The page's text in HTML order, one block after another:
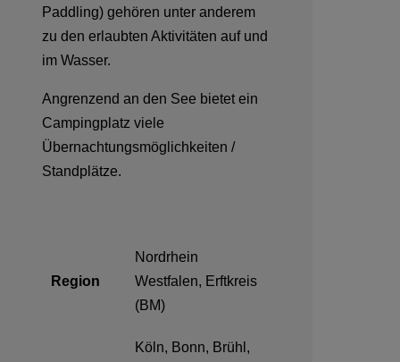
Paddling) gehören unter anderem
zu den erlaubten Aktivitäten auf und
im Wasser.
Angrenzend an den See bietet ein
Campingplatz viele
Übernachtungsmöglichkeiten /
Standplätze.
Region
Nordrhein
Westfalen, Erftkreis
(BM)
Köln, Bonn, Brühl,